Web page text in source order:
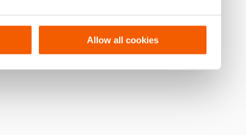
Allow all cookies